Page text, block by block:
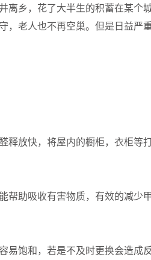
乡，花了大半生的积蓄在某个城
，老人也不再空巢。但是日益严
释放快，将屋内的橱柜，衣柜等
帮助吸收有害物质，有效的减少
饱和，若是不及时更换会造成反